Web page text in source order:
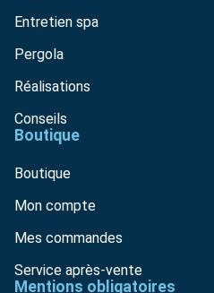
Entretien spa
Pergola
Réalisations
Conseils
Boutique
Boutique
Mon compte
Mes commandes
Service après-vente
Mentions obligatoires